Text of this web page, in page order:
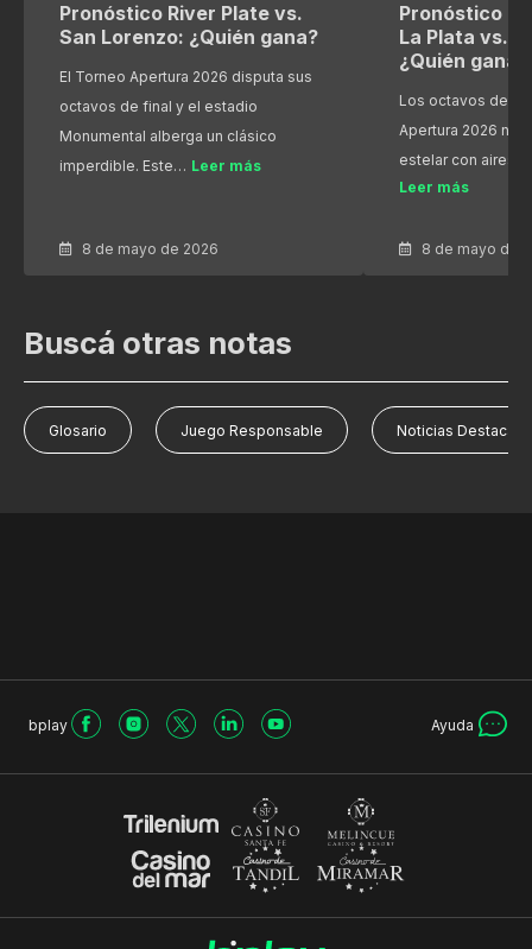
Pronóstico River Plate vs.
San Lorenzo: ¿Quién gana?
El Torneo Apertura 2026 disputa sus
octavos de final y el estadio
Monumental alberga un clásico
imperdible. Este… Leer más
8 de mayo de 2026
Pronóstico
La Plata vs.
¿Quién gana?
Los octavos de
Apertura 2026
estelar con aires
Leer más
8 de mayo de
Buscá otras notas
Glosario Juego Responsable Noticias
bplay Ayuda